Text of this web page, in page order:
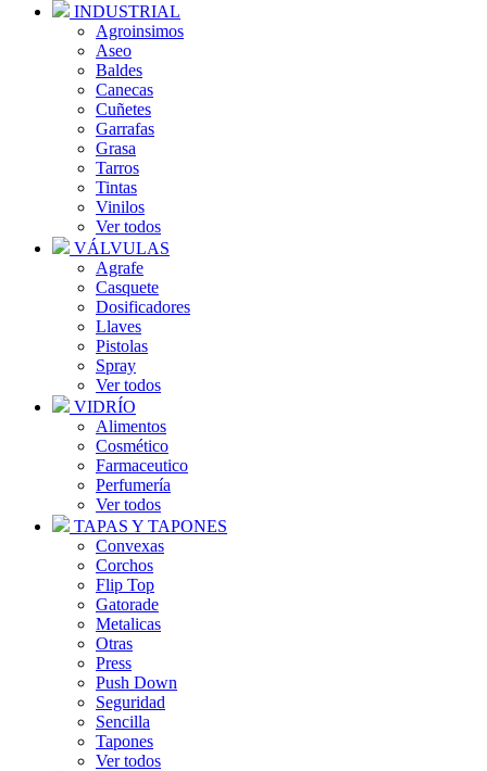
INDUSTRIAL
Agroinsimos
Aseo
Baldes
Canecas
Cuñetes
Garrafas
Grasa
Tarros
Tintas
Vinilos
Ver todos
VÁLVULAS
Agrafe
Casquete
Dosificadores
Llaves
Pistolas
Spray
Ver todos
VIDRÍO
Alimentos
Cosmético
Farmaceutico
Perfumería
Ver todos
TAPAS Y TAPONES
Convexas
Corchos
Flip Top
Gatorade
Metalicas
Otras
Press
Push Down
Seguridad
Sencilla
Tapones
Ver todos